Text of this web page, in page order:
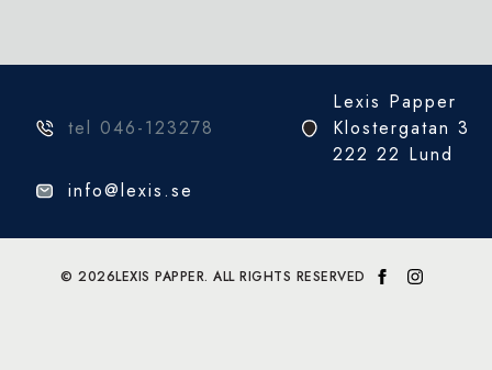
tel 046-123278
Lexis Papper
Klostergatan 3
222 22 Lund
info@lexis.se
© 2026LEXIS PAPPER. ALL RIGHTS RESERVED